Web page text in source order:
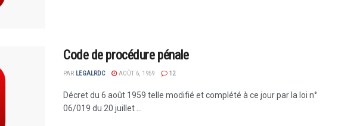
Code de procédure pénale
PAR LEGALRDC AOÛT 6, 1959 12
Décret du 6 août 1959 telle modifié et complété à ce jour par la loi n°
06/019 du 20 juillet ...